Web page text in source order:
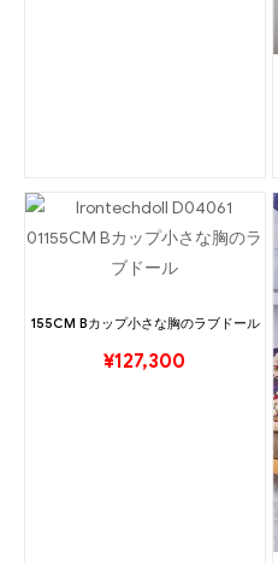
155CM Bカップ小さな胸のラブドール
¥127,300